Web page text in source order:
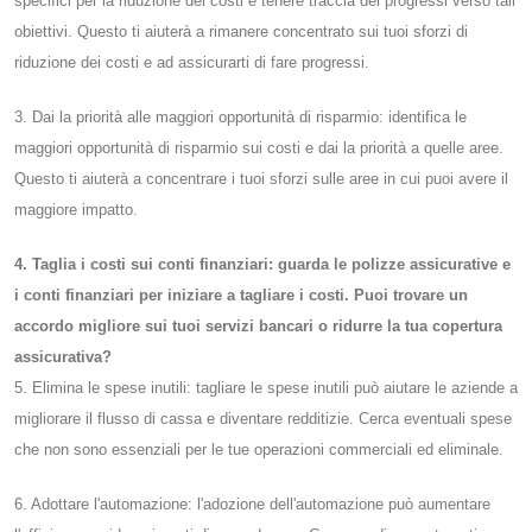
obiettivi. Questo ti aiuterà a rimanere concentrato sui tuoi sforzi di
riduzione dei costi e ad assicurarti di fare progressi.
3. Dai la priorità alle maggiori opportunità di risparmio: identifica le
maggiori opportunità di risparmio sui costi e dai la priorità a quelle aree.
Questo ti aiuterà a concentrare i tuoi sforzi sulle aree in cui puoi avere il
maggiore impatto.
4. Taglia i costi sui conti finanziari: guarda le polizze assicurative e
i conti finanziari per iniziare a tagliare i costi. Puoi trovare un
accordo migliore sui tuoi servizi bancari o ridurre la tua copertura
assicurativa?
5. Elimina le spese inutili: tagliare le spese inutili può aiutare le aziende a
migliorare il flusso di cassa e diventare redditizie. Cerca eventuali spese
che non sono essenziali per le tue operazioni commerciali ed eliminale.
6. Adottare l'automazione: l'adozione dell'automazione può aumentare